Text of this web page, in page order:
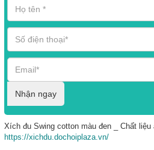
Nhận ngay
Xích đu Swing cotton màu đen _ Chất
https://xichdu.dochoiplaza.vn/